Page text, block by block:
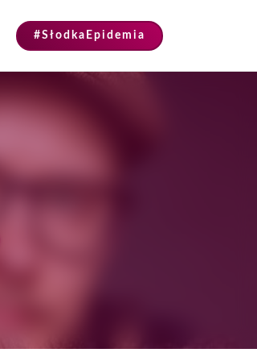
#SłodkaEpidemia